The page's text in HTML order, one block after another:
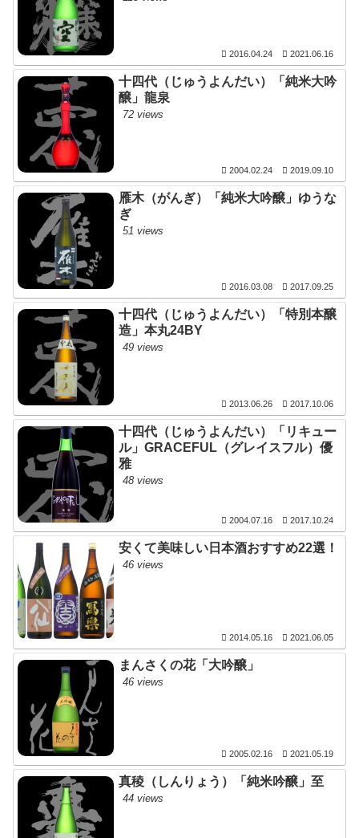
2016.04.24 2021.06.16
十四代（じゅうよんだい）「純米大吟
醸」龍泉
72 views
2004.02.24 2019.09.10
雁木（がんぎ）「純米大吟醸」ゆうな
ぎ
51 views
2016.03.08 2017.09.25
十四代（じゅうよんだい）「特別本醸
造」本丸24BY
49 views
2013.06.26 2017.10.06
十四代（じゅうよんだい）「リキュー
ル」GRACEFUL（グレイスフル）優
雅
48 views
2004.07.16 2017.10.24
安くて美味しい日本酒おすすめ22選！
46 views
2014.05.16 2021.06.05
まんさくの花「大吟醸」
46 views
2005.02.16 2021.05.19
真稜（しんりょう）「純米吟醸」至
44 views